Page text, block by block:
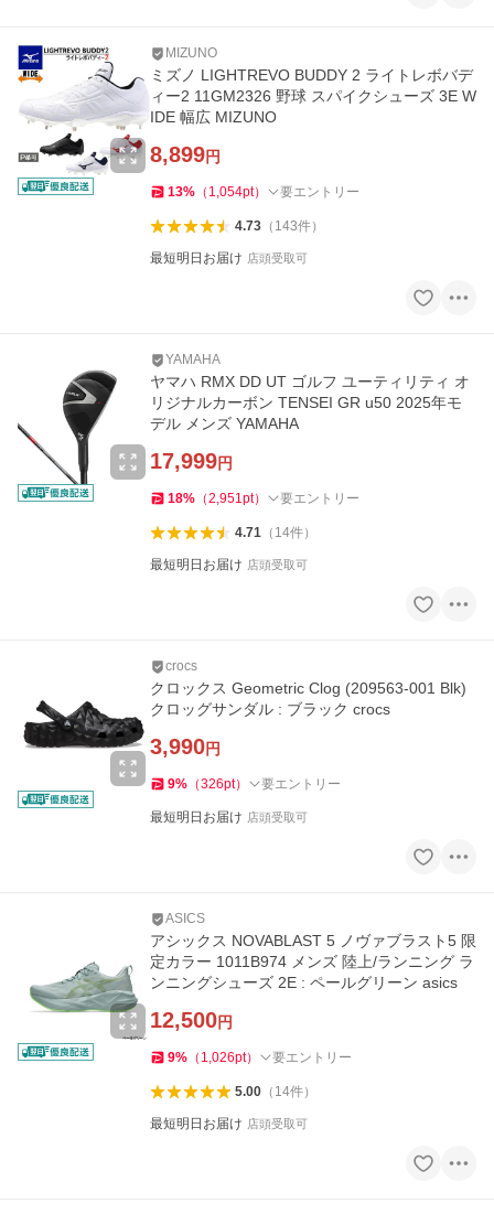
MIZUNO
ミズノ LIGHTREVO BUDDY 2 ライトレボバデ
ィー2 11GM2326 野球 スパイクシューズ 3E W
IDE 幅広 MIZUNO
8,899円
13% （ 1,054pt） 要エントリー
4.73（ 143件）
最短明日お届け 店頭受取可
YAMAHA
ヤマハ RMX DD UT ゴルフ ユーティリティ オ
リジナルカーボン TENSEI GR u50 2025年モ
デル メンズ YAMAHA
17,999円
18% （2,951pt） 要エントリー
4.71（ 14件）
最短明日お届け 店頭受取可
crocs
クロックス Geometric Clog (209563-001 Blk)
クロッグサンダル : ブラック crocs
3,990円
9% （326pt） 要エントリー
最短明日お届け 店頭受取可
ASICS
アシックス NOVABLAST 5 ノヴァブラスト5 限
定カラー 1011B974 メンズ 陸上/ランニング ラ
ンニングシューズ 2E : ペールグリーン asics
12,500円
9% （ 1,026pt） 要エントリー
5.00（ 14件）
最短明日お届け 店頭受取可